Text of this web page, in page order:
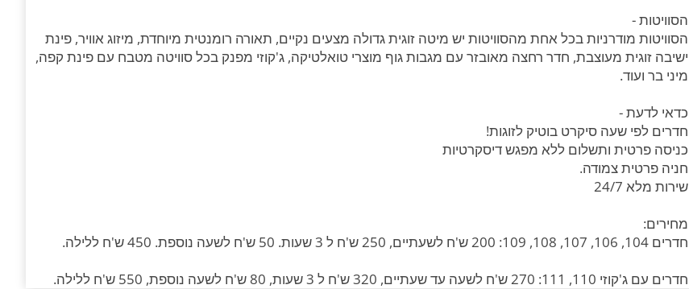
הסוויטות -
הסוויטות מודרניות בכל אחת מהסוויטות יש מיטה זוגית גדולה מצעים נקיים, תאורה רומנטית מיוחדת, מיזוג אוויר, פינת
ישיבה זוגית מעוצבת, חדר רחצה מאובזר עם מגבות גוף מוצרי טואלטיקה, ג'קוזי מפנק בכל סוויטה מטבח עם פינת קפה,
מיני בר ועוד.
כדאי לדעת -
חדרים לפי שעה סיקרט בוטיק לזוגות!
כניסה פרטית ותשלום ללא מפגש דיסקרטיות
חניה פרטית צמודה.
שירות מלא 24/7
מחירים:
חדרים 104, 106, 107, 108, 109: 200 ש'ח לשעתיים, 250 ש'ח ל 3 שעות. 50 ש'ח לשעה נוספת. 450 ש'ח ללילה.
חדרים עם ג'קוזי 110, 111: 270 ש'ח לשעה עד שעתיים, 320 ש'ח ל 3 שעות, 80 ש'ח לשעה נוספת, 550 ש'ח ללילה.